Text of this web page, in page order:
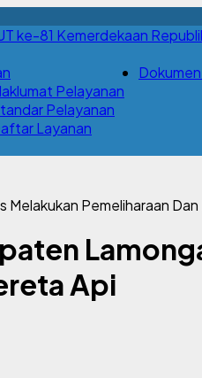
Pelayanan
Pelayanan
Layanan
Pemeliharaan
Api